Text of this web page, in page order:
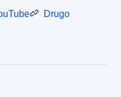
Drugo